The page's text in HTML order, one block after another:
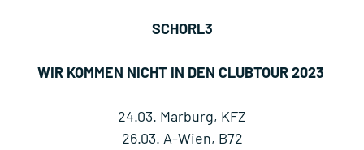
SCHORL3
WIR KOMMEN NICHT IN DEN CLUBTOUR 2023
24.03. Marburg, KFZ
26.03. A-Wien, B72